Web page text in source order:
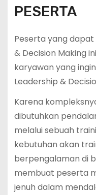
PESERTA
Peserta yang
& Decision Making
karyawan yang
Leadership &
Karena
dibutuhkan
melalui sebuah
kebutuhan akan
berpengalaman di
membuat peserta
jenuh dalam